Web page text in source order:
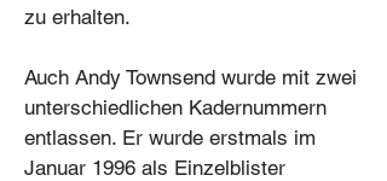
zu erhalten.
Auch Andy Townsend wurde mit zwei
unterschiedlichen Kadernummern
entlassen. Er wurde erstmals im
Januar 1996 als Einzelblister